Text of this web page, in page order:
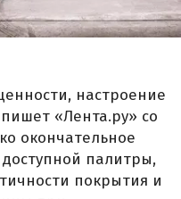
настроение
«Лента.ру» со
окончательное
палитры,
покрытия и